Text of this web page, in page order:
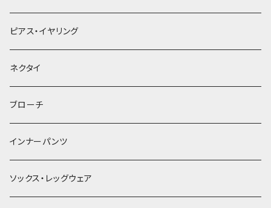
ヘアクリップ
ヘッドドレス・カチューシャ
ヘアゴム
簪
ピアス・イヤリング
ネクタイ
ブローチ
インナーパンツ
ソックス・レッグウェア